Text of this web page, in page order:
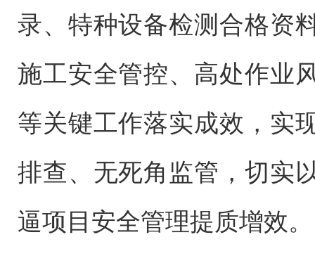
录、特种设备检测合格资
施工安全管控、高处作业
等关键工作落实成效，实
排查、无死角监管，切实
逼项目安全管理提质增效。